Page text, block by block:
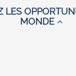
LES
MONDE